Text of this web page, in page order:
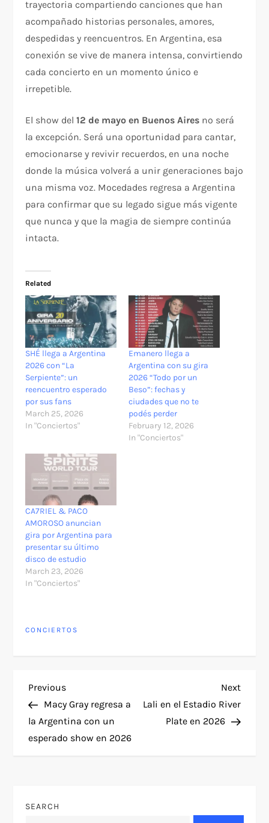
trayectoria compartiendo canciones que han
acompañado historias personales, amores,
despedidas y reencuentros. En Argentina, esa
conexión se vive de manera intensa, convirtiendo
cada concierto en un momento único e
irrepetible.
El show del12 de mayo en Buenos Aires no será
la excepción. Será una oportunidad para cantar,
emocionarse y revivir recuerdos, en una noche
donde la música volverá a unir generaciones bajo
una misma voz. Mocedades regresa a Argentina
para confirmar que su legado sigue más vigente
que nunca y que la magia de siempre continúa
intacta.
Related
SHÉ llega a Argentina
2026 con “La
Serpiente”: un
reencuentro esperado
por sus fans
March 25, 2026
In "Conciertos"
Emanero llega a
Argentina con su gira
2026 “Todo por un
Beso”: fechas y
ciudades que no te
podés perder
February 12, 2026
In "Conciertos"
CA7RIEL & PACO
AMOROSO anuncian
gira por Argentina para
presentar su último
disco de estudio
March 23, 2026
In "Conciertos"
CONCIERTOS
P
o
s
n
Previous
Post
Previous
Macy Gray regresa a
la Argentina con un
esperado show en 2026
Next
Post
Next
Lali en el Estadio River
Plate en 2026
SEARCH